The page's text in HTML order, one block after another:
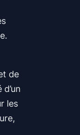
de
les